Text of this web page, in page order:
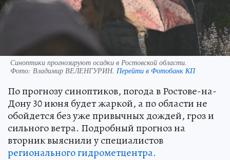
Синоптики прогнозируют осадки в Ростовской области.
Фото: Владимир ВЕЛЕНГУРИН. Перейти в Фотобанк КП
По прогнозу синоптиков, погода в Ростове-на-
Дону 30 июня будет жаркой, а по области не
обойдется без уже привычных дождей, гроз и
сильного ветра. Подробный прогноз на
вторник выяснили у специалистов
регионального гидрометцентра.